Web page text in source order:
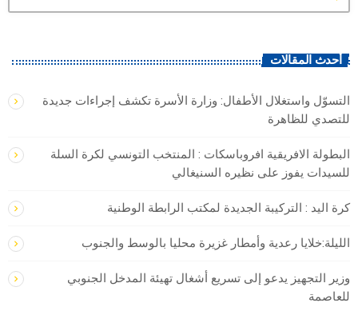
أحدث المقالات
التسوّل واستغلال الأطفال: وزارة الأسرة تكشف إجراءات جديدة
للتصدي للظاهرة
البطولة الافريقية افروباسكات : المنتخب التونسي لكرة السلة
للسيدات يفوز على نظيره السنيغالي
كرة اليد : التركيبة الجديدة لمكتب الرابطة الوطنية
الليلة:خلايا رعدية وأمطار غزيرة محليا بالوسط والجنوب
وزير التجهيز يدعو إلى تسريع أشغال تهيئة المدخل الجنوبي
للعاصمة